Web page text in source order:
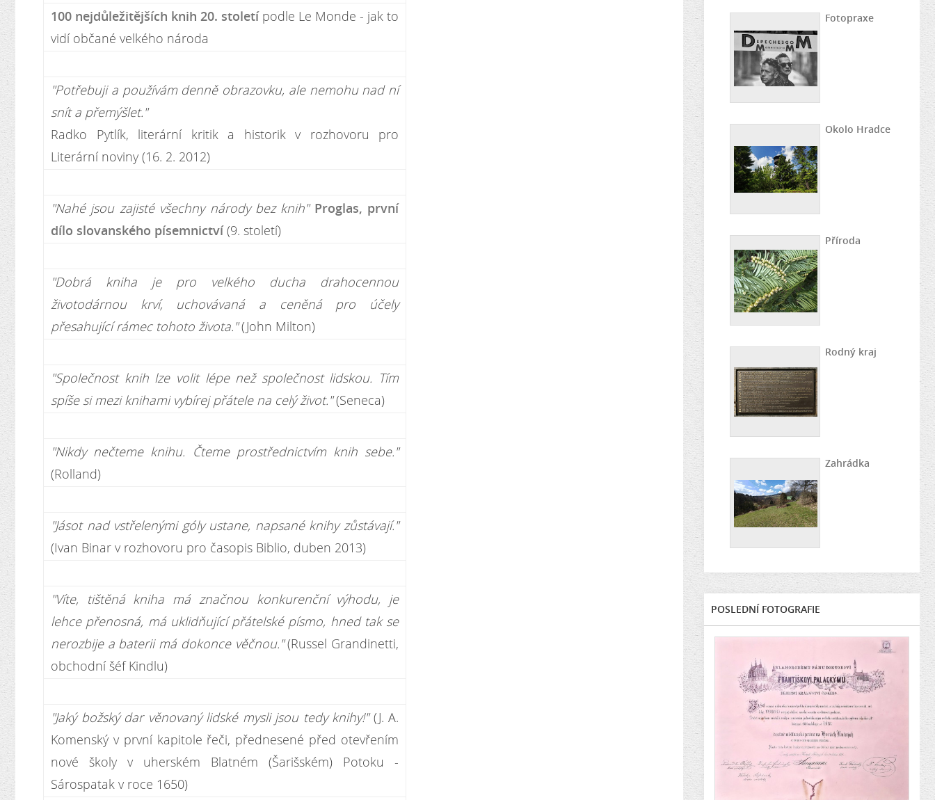
100 nejdůležitějších knih 20. století podle Le Monde - jak to
vidí občané velkého národa
"Potřebuji a používám denně obrazovku, ale nemohu nad ní
snít a přemýšlet."
Radko Pytlík, literární kritik a historik v rozhovoru pro
Literární noviny (16. 2. 2012)
"Nahé jsou zajisté všechny národy bez knih" Proglas, první
dílo slovanského písemnictví(9. století)
"Dobrá kniha je pro velkého ducha drahocennou
životodárnou krví, uchovávaná a ceněná pro účely
přesahující rámec tohoto života."(John Milton)
"Společnost knih lze volit lépe než společnost lidskou. Tím
spíše si mezi knihami vybírej přátele na celý život."(Seneca)
"Nikdy nečteme knihu. Čteme prostřednictvím knih sebe."
(Rolland)
"Jásot nad vstřelenými góly ustane, napsané knihy zůstávají."
(Ivan Binar v rozhovoru pro časopis Biblio, duben 2013)
"Víte, tištěná kniha má značnou konkurenční výhodu, je
lehce přenosná, má uklidňující přátelské písmo, hned tak se
nerozbije a baterii má dokonce věčnou."(Russel Grandinetti,
obchodní šéf Kindlu)
"Jaký božský dar věnovaný lidské mysli jsou tedy knihy!"(J. A.
Komenský v první kapitole řeči, přednesené před otevřením
nové školy v uherském Blatném (Šarišském) Potoku -
Sárospatak v roce 1650)
Fotopraxe
Okolo Hradce
Příroda
Rodný kraj
Zahrádka
POSLEDNÍ FOTOGRAFIE